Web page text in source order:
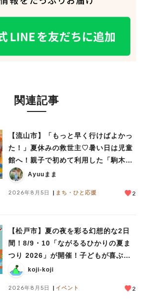
関連記事
【流山市】「もっと早く行けばよかっ
た！」夏休みの救世主♡暑い日は児童
館へ！親子で初めて利用した「駒木台
児童館」レポート
Ayuuまま
2026年8月5日 まち・ひと応援 2
【松戸市】夏の夜を彩る幻想的な2日
間！8/9・10「ながるるひかりの夏ま
つり 2026」が開催！子どもが喜ぶワ
ークショップや限定ヒーローショーも
koji-koji
2026年8月5日 イベント 2
人気のキーワード
#カフェ #スイーツ
い／教えて投稿記事
けた